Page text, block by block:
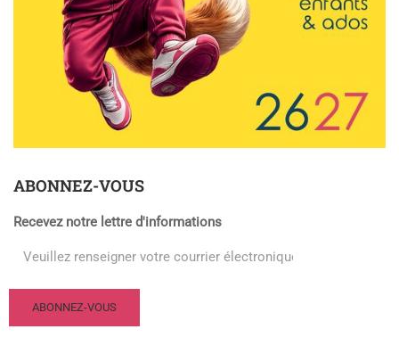
ABONNEZ-VOUS
Recevez notre lettre d'informations